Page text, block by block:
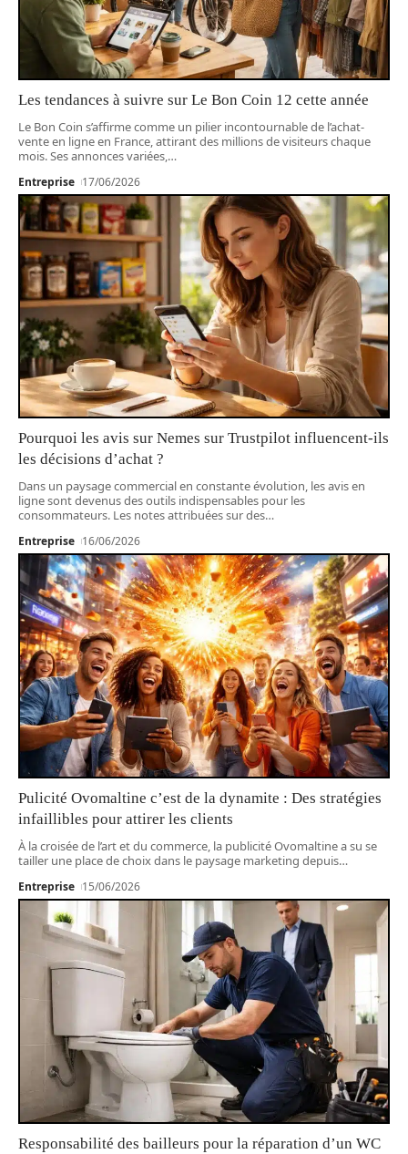
Les tendances à suivre sur Le Bon Coin 12 cette année
Le Bon Coin s’affirme comme un pilier incontournable de l’achat-
vente en ligne en France, attirant des millions de visiteurs chaque
mois. Ses annonces variées, …
Entreprise 17/06/2026
Pourquoi les avis sur Nemes sur Trustpilot influencent-ils
les décisions d’achat ?
Dans un paysage commercial en constante évolution, les avis en
ligne sont devenus des outils indispensables pour les
consommateurs. Les notes attribuées sur des…
Entreprise 16/06/2026
Pulicité Ovomaltine c’est de la dynamite : Des stratégies
infaillibles pour attirer les clients
À la croisée de l’art et du commerce, la publicité Ovomaltine a su se
tailler une place de choix dans le paysage marketing depuis…
Entreprise 15/06/2026
Responsabilité des bailleurs pour la réparation d’un WC